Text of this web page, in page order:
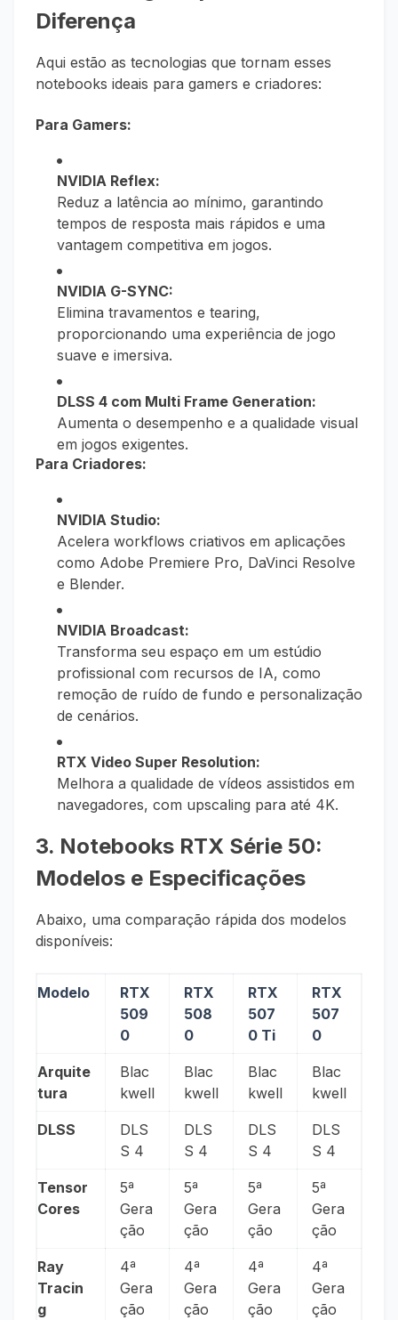
Diferença
Aqui estão as tecnologias que tornam esses
notebooks ideais para gamers e criadores:
Para Gamers:
NVIDIA Reflex:
Reduz a latência ao mínimo, garantindo
tempos de resposta mais rápidos e uma
vantagem competitiva em jogos.
NVIDIA G-SYNC:
Elimina travamentos e tearing,
proporcionando uma experiência de jogo
suave e imersiva.
DLSS 4 com Multi Frame Generation:
Aumenta o desempenho e a qualidade visual
em jogos exigentes.
Para Criadores:
NVIDIA Studio:
Acelera workflows criativos em aplicações
como Adobe Premiere Pro, DaVinci Resolve
e Blender.
NVIDIA Broadcast:
Transforma seu espaço em um estúdio
profissional com recursos de IA, como
remoção de ruído de fundo e personalização
de cenários.
RTX Video Super Resolution:
Melhora a qualidade de vídeos assistidos em
navegadores, com upscaling para até 4K.
3. Notebooks RTX Série 50:
Modelos e Especificações
Abaixo, uma comparação rápida dos modelos
disponíveis:
Modelo
RTX
509
0
RTX
508
0
RTX
507
0 Ti
RTX
507
0
Arquite
tura
Blac
kwell
Blac
kwell
Blac
kwell
Blac
kwell
DLSS
DLS
S 4
DLS
S 4
DLS
S 4
DLS
S 4
Tensor
Cores
5ª
Gera
ção
5ª
Gera
ção
5ª
Gera
ção
5ª
Gera
ção
Ray
Tracin
g
4ª
Gera
ção
4ª
Gera
ção
4ª
Gera
ção
4ª
Gera
ção